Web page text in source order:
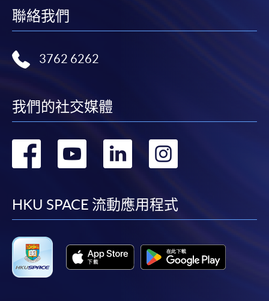
聯絡我們
3762 6262
我們的社交媒體
轉
facebook
轉
youtube
轉
linkedin
轉
HKU SPACE 流動應用程式